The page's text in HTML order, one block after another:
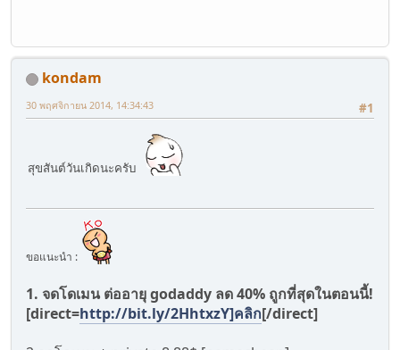
kondam
#1
30 พฤศจิกายน 2014, 14:34:43
สุขสันต์วันเกิดนะครับ
ขอแนะนำ :
1. จดโดเมน ต่ออายุ godaddy ลด 40% ถูกที่สุดในตอนนี้!
[direct=http://bit.ly/2HhtxzY]คลิก[/direct]